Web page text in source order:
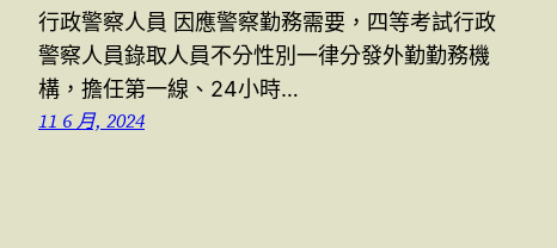
行政警察人員 因應警察勤務需要，四等考試行政
警察人員錄取人員不分性別一律分發外勤勤務機
構，擔任第一線、24小時…
11 6 月, 2024